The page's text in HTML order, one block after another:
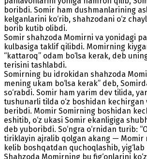
boribdi. Somir ham dushmanlarining
kelganlarini ko‘rib, shahzodani o‘z
borib kutib olibdi.
Somir shahzoda Momirni va yonidagi
kulbasiga taklif qilibdi. Momirning
“kattaroq” odam bo‘lsa kerak, deb
terisini tashlabdi.
Somirning bu idrokidan shahzoda
mening ukam bo‘lsa kerak” deb,
so‘rabdi. Somir ham yarim dev tilida,
tushunarli tilda o‘z boshidan
beribdi. Momir Somirning boshidan
eshitib, o‘z ukasi Somir ekanligiga
deb yuboribdi. So‘ngra o‘rnidan turib:
tiriklayin ajralib qolgan akang — Momir
kelib boshqatdan quchoqlashib, yig‘lab
Shahzoda Momirning bu fig‘onlarini